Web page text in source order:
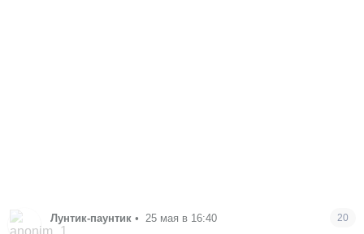
Лунтик-паунтик • 25 мая в 16:40 20